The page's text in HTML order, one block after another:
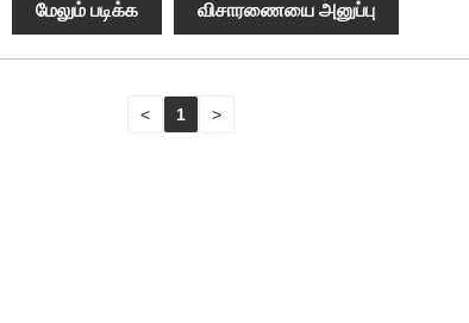
மேலும் படிக்க விசாரணையை அனுப்பு
< 1 >